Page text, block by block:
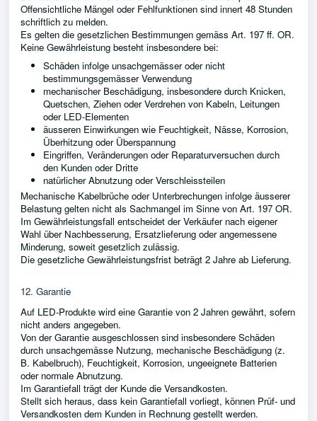
Offensichtliche Mängel oder Fehlfunktionen sind innert 48 Stunden
schriftlich zu melden.
Es gelten die gesetzlichen Bestimmungen gemäss Art. 197 ff. OR.
Keine Gewährleistung besteht insbesondere bei:
Schäden infolge unsachgemässer oder nicht
bestimmungsgemässer Verwendung
mechanischer Beschädigung, insbesondere durch Knicken,
Quetschen, Ziehen oder Verdrehen von Kabeln, Leitungen
oder LED-Elementen
äusseren Einwirkungen wie Feuchtigkeit, Nässe, Korrosion,
Überhitzung oder Überspannung
Eingriffen, Veränderungen oder Reparaturversuchen durch
den Kunden oder Dritte
natürlicher Abnutzung oder Verschleissteilen
Mechanische Kabelbrüche oder Unterbrechungen infolge äusserer
Belastung gelten nicht als Sachmangel im Sinne von Art. 197 OR.
Im Gewährleistungsfall entscheidet der Verkäufer nach eigener
Wahl über Nachbesserung, Ersatzlieferung oder angemessene
Minderung, soweit gesetzlich zulässig.
Die gesetzliche Gewährleistungsfrist beträgt 2 Jahre ab Lieferung.
12. Garantie
Auf LED-Produkte wird eine Garantie von 2 Jahren gewährt, sofern
nicht anders angegeben.
Von der Garantie ausgeschlossen sind insbesondere Schäden
durch unsachgemässe Nutzung, mechanische Beschädigung (z.
B. Kabelbruch), Feuchtigkeit, Korrosion, ungeeignete Batterien
oder normale Abnutzung.
Im Garantiefall trägt der Kunde die Versandkosten.
Stellt sich heraus, dass kein Garantiefall vorliegt, können Prüf- und
Versandkosten dem Kunden in Rechnung gestellt werden.